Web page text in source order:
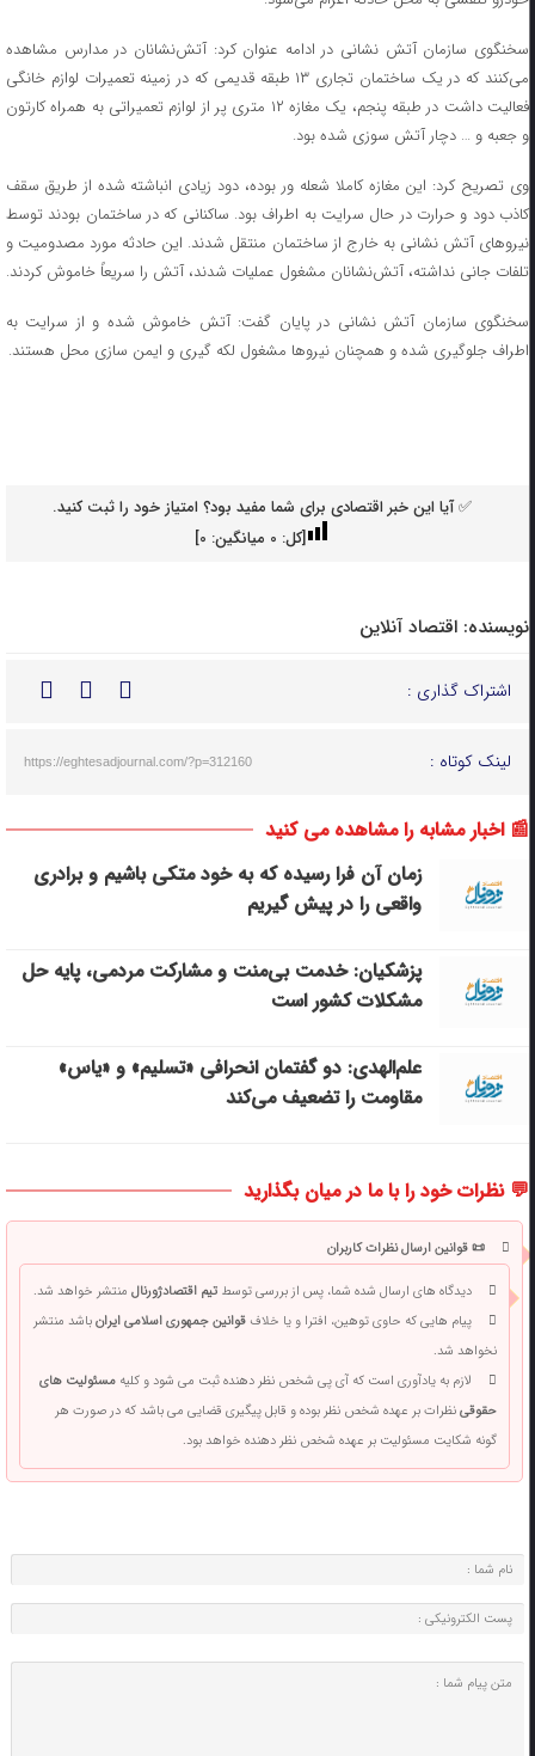
سخنگوی سازمان آتش نشانی در ادامه عنوان کرد: آتش‌نشانان در مدارس مشاهده
می‌کنند که در یک ساختمان تجاری ۱۳ طبقه قدیمی که در زمینه تعمیرات لوازم خانگی
فعالیت داشت در طبقه پنجم، یک مغازه ۱۲ متری پر از لوازم تعمیراتی به همراه کارتون
و جعبه و … دچار آتش سوزی شده بود.
وی تصریح کرد: این مغازه کاملا شعله ور بوده، دود زیادی انباشته شده از طریق سقف
کاذب دود و حرارت در حال سرایت به اطراف بود. ساکنانی که در ساختمان بودند توسط
نیرو‌های آتش نشانی به خارج از ساختمان منتقل شدند. این حادثه مورد مصدومیت و
تلفات جانی نداشته، آتش‌نشانان مشغول عملیات شدند، آتش را سریعاً خاموش کردند.
سخنگوی سازمان آتش نشانی در پایان گفت: آتش خاموش شده و از سرایت به
اطراف جلوگیری شده و همچنان نیرو‌ها مشغول لکه گیری و ایمن سازی محل هستند.
✅ آیا این خبر اقتصادی برای شما مفید بود؟ امتیاز خود را ثبت کنید.
[کل: 0میانگین: 0
]
نویسنده: اقتصاد آنلاین
اشتراک گذاری :
لینک کوتاه : https://eghtesadjournal.com/?p=312160
📰 اخبار مشابه را مشاهده می کنید
زمان آن فرا رسیده که به خود متکی باشیم و برادری
واقعی را در پیش گیریم
پزشکیان: خدمت بی‌منت و مشارکت مردمی، پایه حل
مشکلات کشور است
علم‌الهدی: دو گفتمان انحرافی «تسلیم» و «یاس»
مقاومت را تضعیف می‌کند
💬 نظرات خود را با ما در میان بگذارید
📜 قوانین ارسال نظرات کاربران
دیدگاه های ارسال شده شما، پس از بررسی توسطتیم اقتصادژورنالمنتشر خواهد شد.
پیام هایی که حاوی توهین، افترا و یا خلافقوانین جمهوری اسلامی ایرانباشد منتشر
نخواهد شد.
لازم به یادآوری است که آی پی شخص نظر دهنده ثبت می شود و کلیهمسئولیت های
حقوقینظرات بر عهده شخص نظر بوده و قابل پیگیری قضایی می باشد که در صورت هر
گونه شکایت مسئولیت بر عهده شخص نظر دهنده خواهد بود.